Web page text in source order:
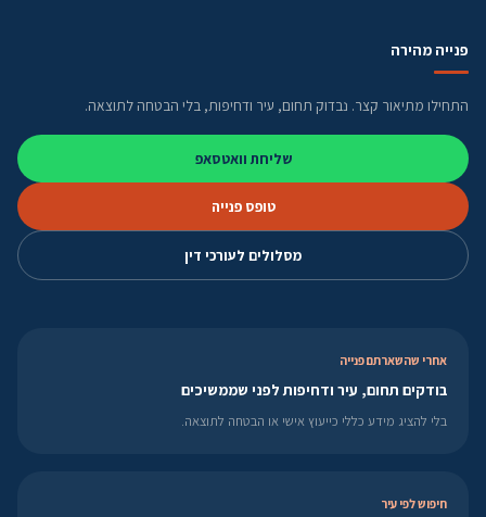
פנייה מהירה
התחילו מתיאור קצר. נבדוק תחום, עיר ודחיפות, בלי הבטחה לתוצאה.
שליחת וואטסאפ
טופס פנייה
מסלולים לעורכי דין
אחרי שהשארתם פנייה
בודקים תחום, עיר ודחיפות לפני שממשיכים
בלי להציג מידע כללי כייעוץ אישי או הבטחה לתוצאה.
חיפוש לפי עיר